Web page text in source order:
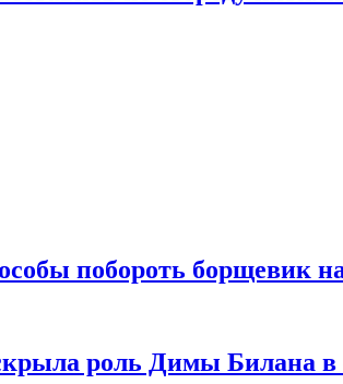
побороть борщевик
роль Димы Билана в